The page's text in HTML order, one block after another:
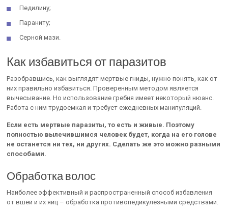
Педилину;
Параниту;
Серной мази.
Как избавиться от паразитов
Разобравшись, как выглядят мертвые гниды, нужно понять, как от
них правильно избавиться. Проверенным методом является
вычесывание. Но использование гребня имеет некоторый нюанс.
Работа с ним трудоемкая и требует ежедневных манипуляций.
Если есть мертвые паразиты, то есть и живые. Поэтому
полностью вылечившимся человек будет, когда на его голове
не останется ни тех, ни других. Сделать же это можно разными
способами.
Обработка волос
Наиболее эффективный и распространенный способ избавления
от вшей и их яиц – обработка противопедикулезными средствами.